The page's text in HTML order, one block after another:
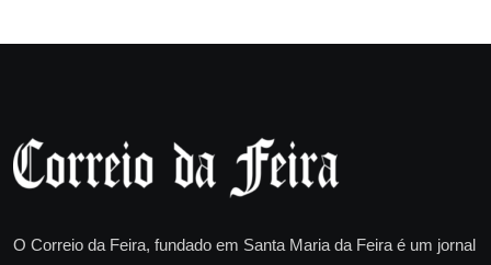
O Correio da Feira, fundado em Santa Maria da Feira é um jornal